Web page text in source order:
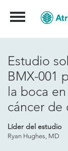
Menu
Estudio
BMX-001
la boca
cáncer de
Líder del estudio
Ryan Hughes, MD